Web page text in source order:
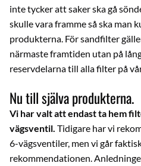
inte tycker att saker ska gå
skulle vara framme så ska man
produkterna. För sandfilter
närmaste framtiden utan på
reservdelarna till alla filter på
Nu till själva produkterna.
Vi har valt att endast ta hem
vägsventil. Tidigare har vi
6-vägsventiler, men vi går
rekommendationen.